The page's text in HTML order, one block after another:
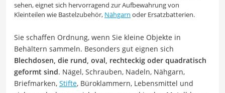
sehen, eignet sich hervorragend zur Aufbewahrung von
Kleinteilen wie Bastelzubehör, Nähgarn oder Ersatzbatterien.
Sie schaffen Ordnung, wenn Sie kleine Objekte in
Behältern sammeln. Besonders gut eignen sich
Blechdosen, die rund, oval, rechteckig oder quadratisch
geformt sind. Nägel, Schrauben, Nadeln, Nähgarn,
Briefmarken, Stifte, Büroklammern, Lebensmittel und